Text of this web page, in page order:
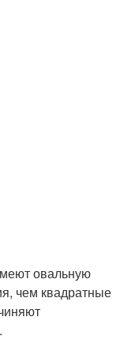
овальную
чем квадратные